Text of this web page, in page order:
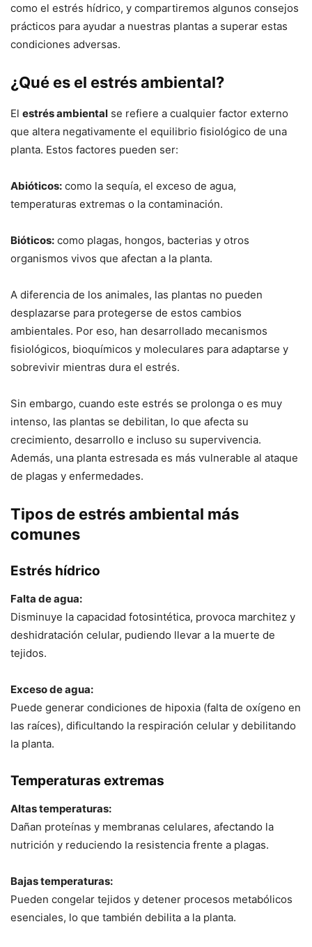
como el estrés hídrico, y compartiremos algunos consejos
prácticos para ayudar a nuestras plantas a superar estas
condiciones adversas.
¿Qué es el estrés ambiental?
El estrés ambiental se refiere a cualquier factor externo
que altera negativamente el equilibrio fisiológico de una
planta. Estos factores pueden ser:
Abióticos: como la sequía, el exceso de agua,
temperaturas extremas o la contaminación.
Bióticos: como plagas, hongos, bacterias y otros
organismos vivos que afectan a la planta.
A diferencia de los animales, las plantas no pueden
desplazarse para protegerse de estos cambios
ambientales. Por eso, han desarrollado mecanismos
fisiológicos, bioquímicos y moleculares para adaptarse y
sobrevivir mientras dura el estrés.
Sin embargo, cuando este estrés se prolonga o es muy
intenso, las plantas se debilitan, lo que afecta su
crecimiento, desarrollo e incluso su supervivencia.
Además, una planta estresada es más vulnerable al ataque
de plagas y enfermedades.
Tipos de estrés ambiental más
comunes
Estrés hídrico
Falta de agua:
Disminuye la capacidad fotosintética, provoca marchitez y
deshidratación celular, pudiendo llevar a la muerte de
tejidos.
Exceso de agua:
Puede generar condiciones de hipoxia (falta de oxígeno en
las raíces), dificultando la respiración celular y debilitando
la planta.
Temperaturas extremas
Altas temperaturas:
Dañan proteínas y membranas celulares, afectando la
nutrición y reduciendo la resistencia frente a plagas.
Bajas temperaturas:
Pueden congelar tejidos y detener procesos metabólicos
esenciales, lo que también debilita a la planta.